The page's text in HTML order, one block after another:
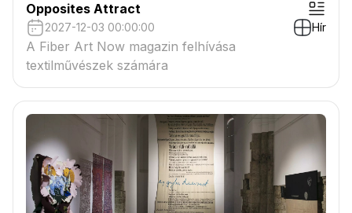
Opposites Attract
2027-12-03 00:00:00 Hír
A Fiber Art Now magazin felhívása
textilművészek számára